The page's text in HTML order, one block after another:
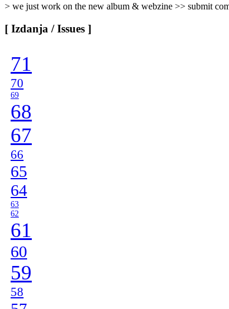
> we just work on the new album & webzine >> submit
[ Izdanja / Issues ]
71
70
69
68
67
66
65
64
63
62
61
60
59
58